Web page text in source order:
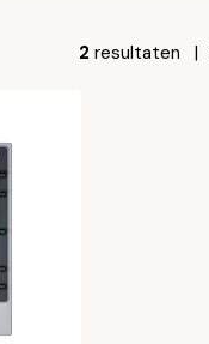
2 resultaten